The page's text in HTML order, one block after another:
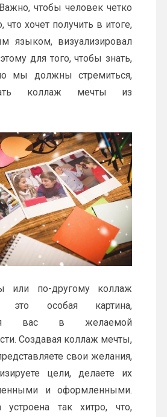
чтобы человек четко
что хочет получить в итоге,
языком, визуализировал
для того, чтобы знать,
мы должны стремиться,
коллаж мечты из
или по-другому коллаж
особая картина,
вас в желаемой
Создавая коллаж мечты,
свои желания,
цели, делаете их
и оформленными.
устроена так хитро, что,